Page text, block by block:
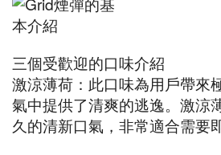
三個受歡迎的口味介紹
激涼薄荷：此口味為用戶帶來
氣中提供了清爽的逃逸。激涼
久的清新口氣，非常適合需要